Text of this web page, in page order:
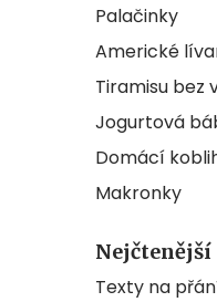
Palačinky
Americké
Tiramisu bez
Jogurtová
Domácí
Makronky
Nejčtenější
Texty na